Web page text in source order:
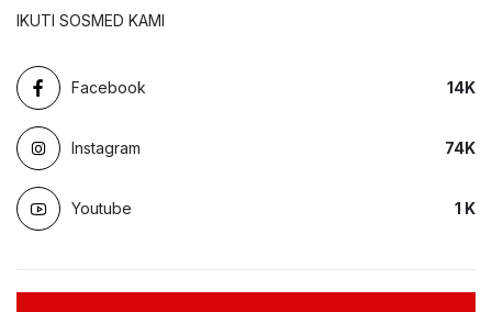
IKUTI SOSMED KAMI
Facebook 14K
Instagram 74K
Youtube 1 K